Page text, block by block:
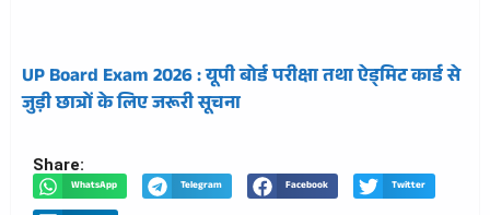
UP Board Exam 2026 : यूपी बोर्ड परीक्षा तथा ऐड्मिट कार्ड से
जुड़ी छात्रों के लिए जरूरी सूचना
Share:
WhatsApp Telegram Facebook Twitter